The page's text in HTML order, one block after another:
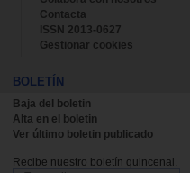
Contacta
ISSN 2013-0627
Gestionar cookies
BOLETÍN
Baja del boletin
Alta en el boletin
Ver último boletin publicado
Recibe nuestro boletín quincenal.